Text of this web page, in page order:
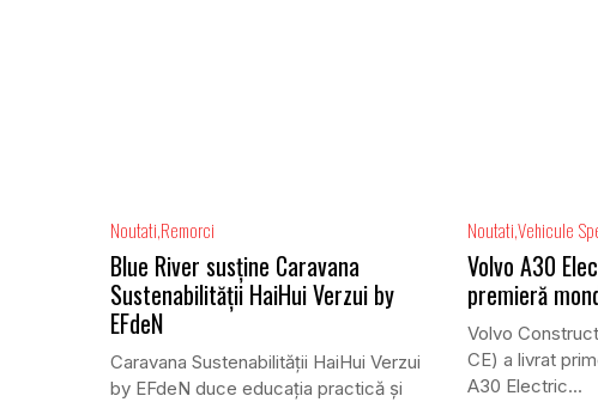
Noutati Remorci
Blue River susține Caravana
Sustenabilității HaiHui Verzui by
EFdeN
Caravana Sustenabilității HaiHui Verzui
by EFdeN duce educația practică și
NoutatiVehicule
Volvo A30
premieră
Volvo
CE) a livrat
A30 Electric...